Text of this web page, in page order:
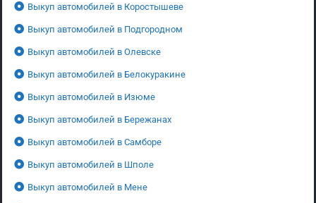
Выкуп автомобилей в Коростышеве
Выкуп автомобилей в Подгородном
Выкуп автомобилей в Олевске
Выкуп автомобилей в Белокуракине
Выкуп автомобилей в Изюме
Выкуп автомобилей в Бережанах
Выкуп автомобилей в Самборе
Выкуп автомобилей в Шполе
Выкуп автомобилей в Мене